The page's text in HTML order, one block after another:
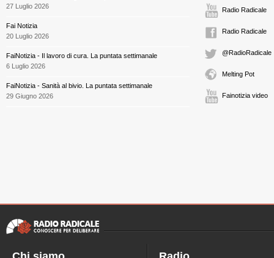
27 Luglio 2026
Fai Notizia
20 Luglio 2026
FaiNotizia - Il lavoro di cura. La puntata settimanale
6 Luglio 2026
FaiNotizia - Sanità al bivio. La puntata settimanale
29 Giugno 2026
Radio Radicale
Radio Radicale
@RadioRadicale
Melting Pot
Fainotizia video